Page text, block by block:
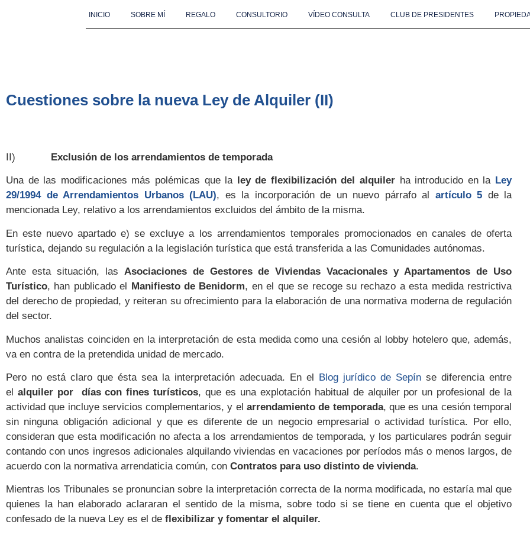
INICIO SOBRE MÍ REGALO CONSULTORIO VÍDEO CONSULTA CLUB DE PRESIDENTES
Cuestiones sobre la nueva Ley de Alquiler (II)
II) Exclusión de los arrendamientos de temporada
Una de las modificaciones más polémicas que la ley de flexibilización del alquiler ha introducido en la Ley
29/1994 de Arrendamientos Urbanos (LAU), es la incorporación de un nuevo párrafo al artículo 5 de la
mencionada Ley, relativo a los arrendamientos excluidos del ámbito de la misma.
En este nuevo apartado e) se excluye a los arrendamientos temporales promocionados en canales de oferta
turística, dejando su regulación a la legislación turística que está transferida a las Comunidades autónomas.
Ante esta situación, las Asociaciones de Gestores de Viviendas Vacacionales y Apartamentos de Uso
Turístico, han publicado el Manifiesto de Benidorm, en el que se recoge su rechazo a esta medida restrictiva
del derecho de propiedad, y reiteran su ofrecimiento para la elaboración de una normativa moderna de regulación
del sector.
Muchos analistas coinciden en la interpretación de esta medida como una cesión al lobby hotelero que, además,
va en contra de la pretendida unidad de mercado.
Pero no está claro que ésta sea la interpretación adecuada. En el Blog jurídico de Sepín se diferencia entre
el alquiler por días con fines turísticos, que es una explotación habitual de alquiler por un profesional de la
actividad que incluye servicios complementarios, y el arrendamiento de temporada, que es una cesión temporal
sin ninguna obligación adicional y que es diferente de un negocio empresarial o actividad turística. Por ello,
consideran que esta modificación no afecta a los arrendamientos de temporada, y los particulares podrán seguir
contando con unos ingresos adicionales alquilando viviendas en vacaciones por períodos más o menos largos, de
acuerdo con la normativa arrendaticia común, con Contratos para uso distinto de vivienda.
Mientras los Tribunales se pronuncian sobre la interpretación correcta de la norma modificada, no estaría mal que
quienes la han elaborado aclararan el sentido de la misma, sobre todo si se tiene en cuenta que el objetivo
confesado de la nueva Ley es el de flexibilizar y fomentar el alquiler.